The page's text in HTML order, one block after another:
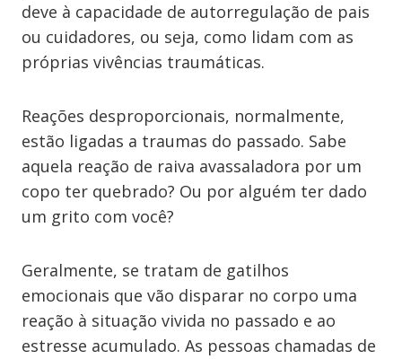
deve à capacidade de autorregulação de pais
ou cuidadores, ou seja, como lidam com as
próprias vivências traumáticas.
Reações desproporcionais, normalmente,
estão ligadas a traumas do passado. Sabe
aquela reação de raiva avassaladora por um
copo ter quebrado? Ou por alguém ter dado
um grito com você?
Geralmente, se tratam de gatilhos
emocionais que vão disparar no corpo uma
reação à situação vivida no passado e ao
estresse acumulado. As pessoas chamadas de